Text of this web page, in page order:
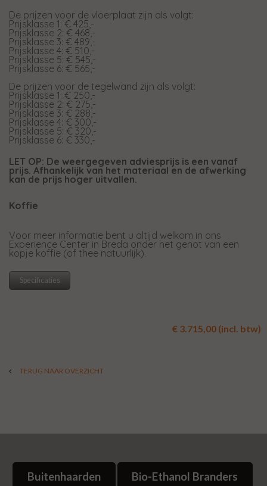
De prijzen voor de vloerplaat zijn als volgt:
Prijsklasse 1: € 425,-
Prijsklasse 2: € 468,-
Prijsklasse 3: € 489,-
Prijsklasse 4: € 510,-
Prijsklasse 5: € 545,-
Prijsklasse 6: € 565,-
De prijzen voor de tegelwand zijn als volgt:
Prijsklasse 1: € 250,-
Prijsklasse 2: € 275,-
Prijsklasse 3: € 288,-
Prijsklasse 4: € 300,-
Prijsklasse 5: € 320,-
Prijsklasse 6: € 330,-
LET OP: De weergegeven adviesprijs is een vanaf
prijs. Afhankelijk van het materiaal en de afwerking
kan de prijs hoger uitvallen.
Koffie
Voor meer informatie bent u altijd welkom in ons
Experience Center in Breda onder het genot van een
kopje koffie (of thee natuurlijk).
Specificaties
€ 3.715,00 (incl. btw)
TERUG NAAR OVERZICHT
Buitenhaarden Bio-Ethanol Branders